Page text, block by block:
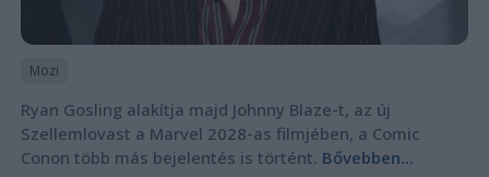
Mozi
Ryan Gosling alakítja majd Johnny Blaze-t, az új
Szellemlovast a Marvel 2028-as filmjében, a Comic
Conon több más bejelentés is történt. Bővebben...